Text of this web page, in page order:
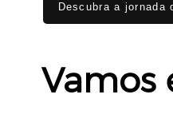
Descubra a jornada
Vamos